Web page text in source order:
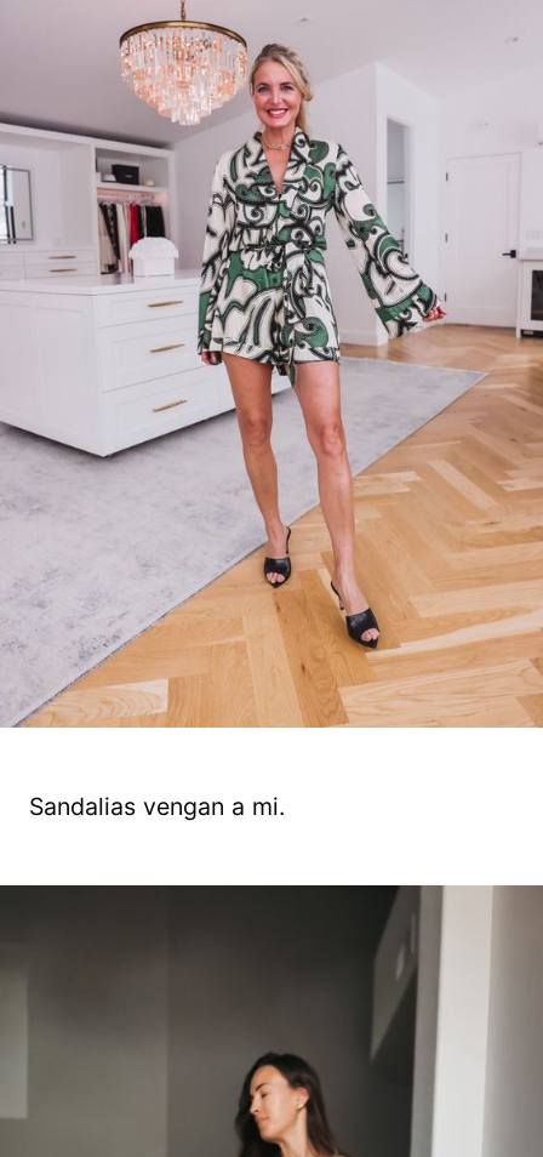
Sandalias vengan a mi.